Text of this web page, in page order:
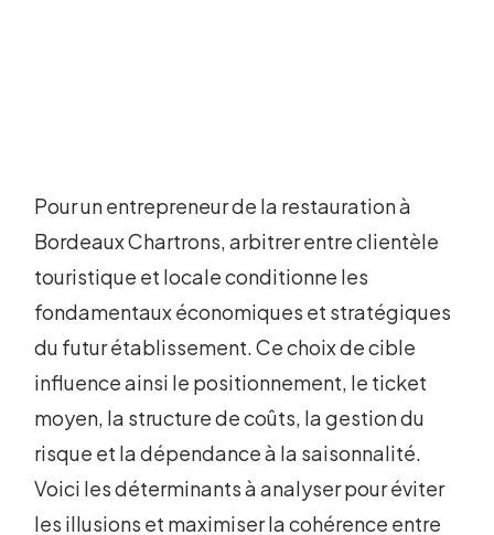
Pour un entrepreneur de la restauration à
Bordeaux Chartrons, arbitrer entre clientèle
touristique et locale conditionne les
fondamentaux économiques et stratégiques
du futur établissement. Ce choix de cible
influence ainsi le positionnement, le ticket
moyen, la structure de coûts, la gestion du
risque et la dépendance à la saisonnalité.
Voici les déterminants à analyser pour éviter
les illusions et maximiser la cohérence entre